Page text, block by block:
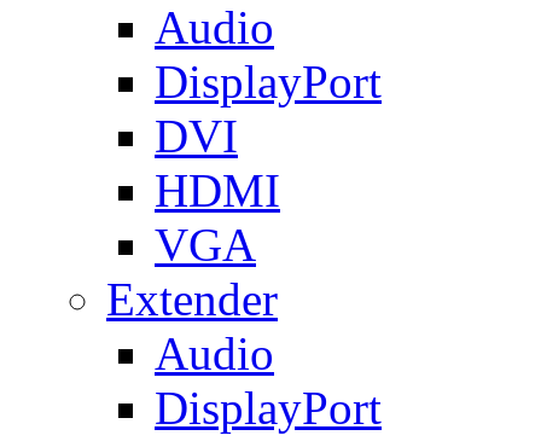
Audio
DisplayPort
DVI
HDMI
VGA
Extender
Audio
DisplayPort